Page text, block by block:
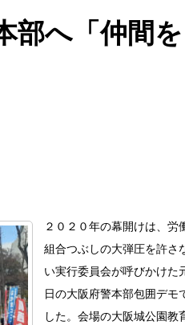
へ「仲間を
２０２０年の幕開けは、労
組合つぶしの大弾圧を許さ
い実行委員会が呼びかけた
日の大阪府警本部包囲デモ
した。会場の大阪城公園教